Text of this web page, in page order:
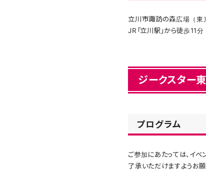
立川市諏訪の森広場（東
JR「立川駅」から徒歩11分
ジークスター
プログラム
ご参加にあたっては、イ
了承いただけますようお願